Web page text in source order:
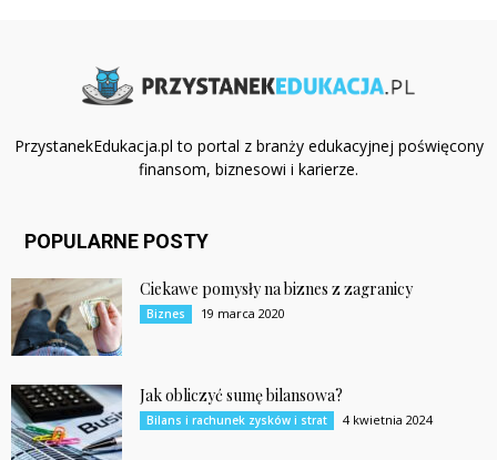
PrzystanekEdukacja.pl to portal z branży edukacyjnej poświęcony
finansom, biznesowi i karierze.
POPULARNE POSTY
Ciekawe pomysły na biznes z zagranicy
Biznes 19 marca 2020
Jak obliczyć sumę bilansowa?
Bilans i rachunek zysków i strat 4 kwietnia 2024